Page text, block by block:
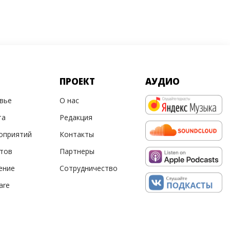
ПРОЕКТ
О нас
Редакция
Контакты
Партнеры
Сотрудничество
АУДИО